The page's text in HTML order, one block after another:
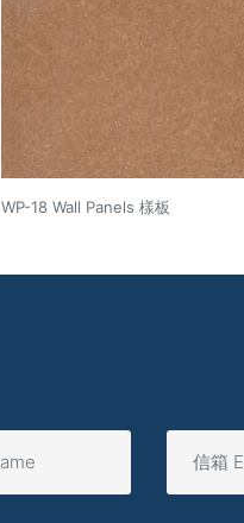
WP-18 Wall Panels 樣板